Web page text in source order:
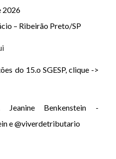
2026
– Ribeirão Preto/SP
do 15.o SGESP, clique ->
Jeanine Benkenstein -
e @viverdetributario